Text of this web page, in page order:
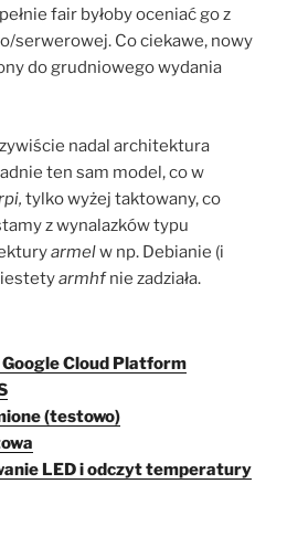
fair byłoby oceniać go z
serwerowej. Co ciekawe, nowy
do grudniowego wydania
nadal architektura
ten sam model, co w
tylko wyżej taktowany, co
z wynalazków typu
armelw np. Debianie (i
armhfnie zadziała.
Cloud Platform
(testowo)
LED i odczyt temperatury